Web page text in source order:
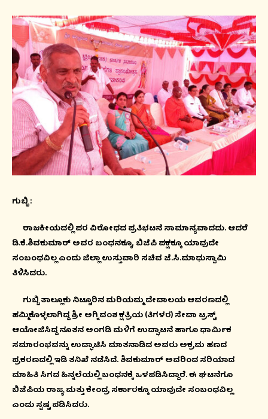
ಗುಬ್ಬಿ :
ರಾಜಕೀಯದಲ್ಲಿ ಪರ ವಿರೋಧದ ಪ್ರತಿಭಟನೆ ಸಾಮಾನ್ಯವಾದದು. ಆದರೆ
ಡಿ.ಕೆ.ಶಿವಕುಮಾರ್ ಅವರ ಬಂಧನಕ್ಕೂ, ಬಿಜೆಪಿ ಪಕ್ಷಕ್ಕೂ ಯಾವುದೇ
ಸಂಬಂಧವಿಲ್ಲ ಎಂದು ಜಿಲ್ಲಾ ಉಸ್ತುವಾರಿ ಸಚಿವ ಜೆ.ಸಿ.ಮಾಧುಸ್ವಾಮಿ
ತಿಳಿಸಿದರು.
ಗುಬ್ಬಿ ತಾಲ್ಲೂಕು ನಿಟ್ಟೂರಿನ ಮರಿಯಮ್ಮ ದೇವಾಲಯ ಆವರಣದಲ್ಲಿ
ಹಮ್ಮಿಕೊಳ್ಳಲಾಗಿದ್ದ ಶ್ರೀ ಅಗ್ನಿವಂಶ ಕ್ಷತ್ರಿಯ (ತಿಗಳರ) ಸೇವಾ ಟ್ರಸ್ಟ್
ಆಯೋಜಿಸಿದ್ದ ನೂತನ ಅಂಗಡಿ ಮಳಿಗೆ ಉದ್ಘಾಟನೆ ಹಾಗೂ ಧಾರ್ಮಿಕ
ಸಮಾರಂಭವನ್ನು ಉದ್ಘಾಟಿಸಿ ಮಾತನಾಡಿದ ಅವರು ಅಕ್ರಮ ಹಣದ
ಪ್ರಕರಣದಲ್ಲಿ ಇಡಿ ತನಿಖೆ ನಡೆಸಿದೆ. ಶಿವಕುಮಾರ್ ಅವರಿಂದ ಸರಿಯಾದ
ಮಾಹಿತಿ ಸಿಗದ ಹಿನ್ನಲೆಯಲ್ಲಿ ಬಂಧನಕ್ಕೆ ಒಳಪಡಿಸಿದ್ದಾರೆ. ಈ ಘಟನೆಗೂ
ಬಿಜೆಪಿಯ ರಾಜ್ಯ ಮತ್ತು ಕೇಂದ್ರ ಸರ್ಕಾರಕ್ಕೂ ಯಾವುದೇ ಸಂಬಂಧವಿಲ್ಲ
ಎಂದು ಸ್ಪಷ್ಟ ಪಡಿಸಿದರು.